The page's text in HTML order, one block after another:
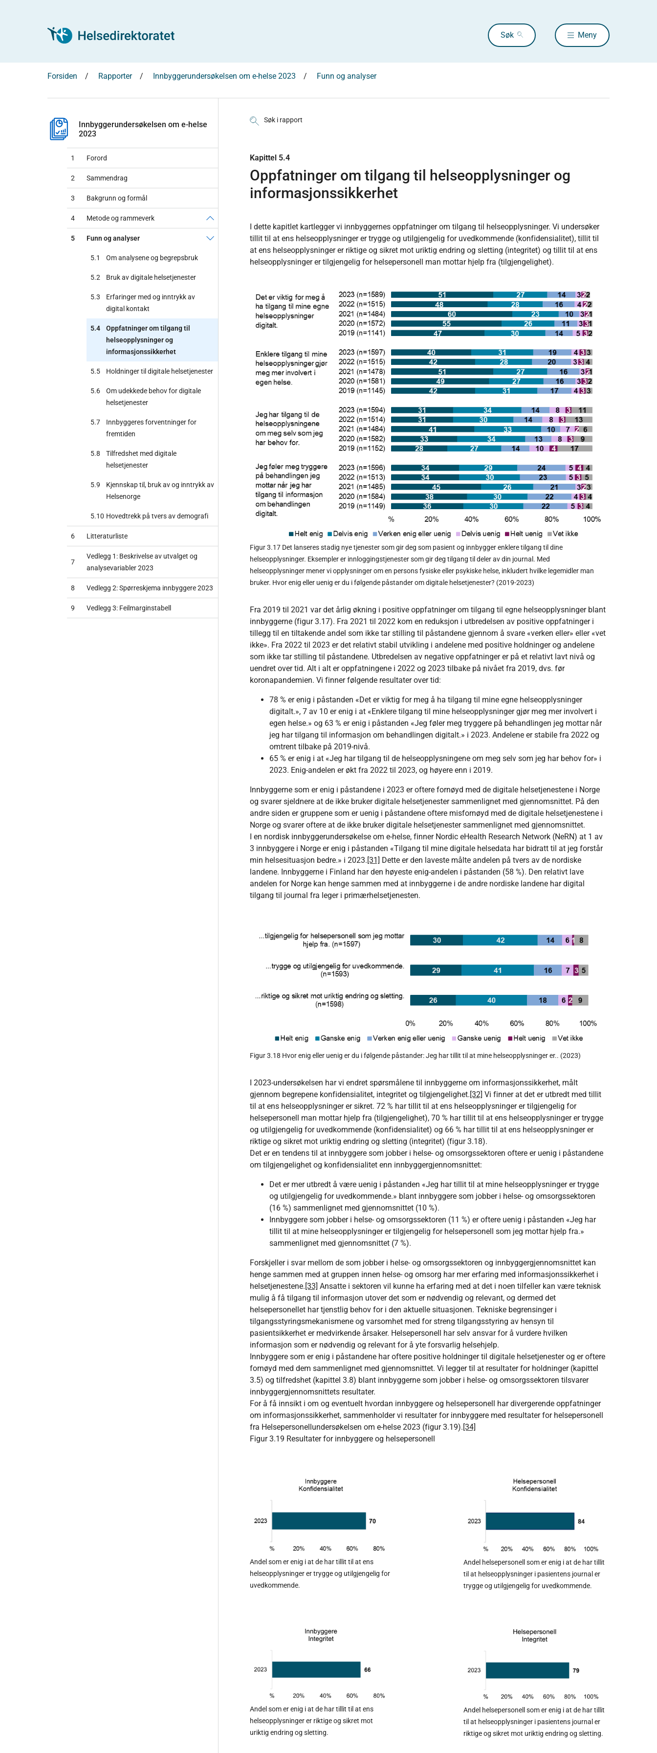
Søk Meny
Forsiden Rapporter Innbyggerundersøkelsen om e-helse 2023 Funn og analyser
Innbyggerundersøkelsen om e-helse
2023
1 Forord
2 Sammendrag
3 Bakgrunn og formål
4 Metode og rammeverk
5 Funn og analyser
5.1 Om analysene og begrepsbruk
5.2 Bruk av digitale helsetjenester
5.3
Erfaringer med og inntrykk av
digital kontakt
5.4
Oppfatninger om tilgang til
helseopplysninger og
informasjonssikkerhet
5.5 Holdninger til digitale helsetjenester
5.6
Om udekkede behov for digitale
helsetjenester
5.7
Innbyggeres forventninger for
fremtiden
5.8
Tilfredshet med digitale
helsetjenester
5.9
Kjennskap til, bruk av og inntrykk av
Helsenorge
5.10 Hovedtrekk på tvers av demografi
6 Litteraturliste
7
Vedlegg 1: Beskrivelse av utvalget og
analysevariabler 2023
8 Vedlegg 2: Spørreskjema innbyggere 2023
9 Vedlegg 3: Feilmarginstabell
Søk i rapport
Kapittel 5.4
Oppfatninger om tilgang til helseopplysninger og
informasjonssikkerhet
I dette kapitlet kartlegger vi innbyggernes oppfatninger om tilgang til helseopplysninger. Vi undersøker
tillit til at ens helseopplysninger er trygge og utilgjengelig for uvedkommende (konfidensialitet), tillit til
at ens helseopplysninger er riktige og sikret mot uriktig endring og sletting (integritet) og tillit til at ens
helseopplysninger er tilgjengelig for helsepersonell man mottar hjelp fra (tilgjengelighet).
Figur 3.17 Det lanseres stadig nye tjenester som gir deg som pasient og innbygger enklere tilgang til dine
helseopplysninger. Eksempler er innloggingstjenester som gir deg tilgang til deler av din journal. Med
helseopplysninger mener vi opplysninger om en persons fysiske eller psykiske helse, inkludert hvilke legemidler man
bruker. Hvor enig eller uenig er du i følgende påstander om digitale helsetjenester? (2019-2023)
Fra 2019 til 2021 var det årlig økning i positive oppfatninger om tilgang til egne helseopplysninger blant
innbyggerne (figur 3.17). Fra 2021 til 2022 kom en reduksjon i utbredelsen av positive oppfatninger i
tillegg til en tiltakende andel som ikke tar stilling til påstandene gjennom å svare «verken eller» eller «vet
ikke». Fra 2022 til 2023 er det relativt stabil utvikling i andelene med positive holdninger og andelene
som ikke tar stilling til påstandene. Utbredelsen av negative oppfatninger er på et relativt lavt nivå og
uendret over tid. Alt i alt er oppfatningene i 2022 og 2023 tilbake på nivået fra 2019, dvs. før
koronapandemien. Vi finner følgende resultater over tid:
78 % er enig i påstanden «Det er viktig for meg å ha tilgang til mine egne helseopplysninger
digitalt.», 7 av 10 er enig i at «Enklere tilgang til mine helseopplysninger gjør meg mer involvert i
egen helse.» og 63 % er enig i påstanden «Jeg føler meg tryggere på behandlingen jeg mottar når
jeg har tilgang til informasjon om behandlingen digitalt.» i 2023. Andelene er stabile fra 2022 og
omtrent tilbake på 2019-nivå.
65 % er enig i at «Jeg har tilgang til de helseopplysningene om meg selv som jeg har behov for» i
2023. Enig-andelen er økt fra 2022 til 2023, og høyere enn i 2019.
Innbyggerne som er enig i påstandene i 2023 er oftere fornøyd med de digitale helsetjenestene i Norge
og svarer sjeldnere at de ikke bruker digitale helsetjenester sammenlignet med gjennomsnittet. På den
andre siden er gruppene som er uenig i påstandene oftere misfornøyd med de digitale helsetjenestene i
Norge og svarer oftere at de ikke bruker digitale helsetjenester sammenlignet med gjennomsnittet.
I en nordisk innbyggerundersøkelse om e-helse, finner Nordic eHealth Research Network (NeRN) at 1 av
3 innbyggere i Norge er enig i påstanden «Tilgang til mine digitale helsedata har bidratt til at jeg forstår
min helsesituasjon bedre.» i 2023. [31] Dette er den laveste målte andelen på tvers av de nordiske
landene. Innbyggerne i Finland har den høyeste enig-andelen i påstanden (58 %). Den relativt lave
andelen for Norge kan henge sammen med at innbyggerne i de andre nordiske landene har digital
tilgang til journal fra leger i primærhelsetjenesten.
Figur 3.18 Hvor enig eller uenig er du i følgende påstander: Jeg har tillit til at mine helseopplysninger er.. (2023)
I 2023-undersøkelsen har vi endret spørsmålene til innbyggerne om informasjonssikkerhet, målt
gjennom begrepene konfidensialitet, integritet og tilgjengelighet.[32] Vi finner at det er utbredt med tillit
til at ens helseopplysninger er sikret. 72 % har tillit til at ens helseopplysninger er tilgjengelig for
helsepersonell man mottar hjelp fra (tilgjengelighet), 70 % har tillit til at ens helseopplysninger er trygge
og utilgjengelig for uvedkommende (konfidensialitet) og 66 % har tillit til at ens helseopplysninger er
riktige og sikret mot uriktig endring og sletting (integritet) (figur 3.18).
Det er en tendens til at innbyggere som jobber i helse- og omsorgssektoren oftere er uenig i påstandene
om tilgjengelighet og konfidensialitet enn innbyggergjennomsnittet:
Det er mer utbredt å være uenig i påstanden «Jeg har tillit til at mine helseopplysninger er trygge
og utilgjengelig for uvedkommende.» blant innbyggere som jobber i helse- og omsorgssektoren
(16 %) sammenlignet med gjennomsnittet (10 %).
Innbyggere som jobber i helse- og omsorgssektoren (11 %) er oftere uenig i påstanden «Jeg har
tillit til at mine helseopplysninger er tilgjengelig for helsepersonell som jeg mottar hjelp fra.»
sammenlignet med gjennomsnittet (7 %).
Forskjeller i svar mellom de som jobber i helse- og omsorgssektoren og innbyggergjennomsnittet kan
henge sammen med at gruppen innen helse- og omsorg har mer erfaring med informasjonssikkerhet i
helsetjenestene.[33] Ansatte i sektoren vil kunne ha erfaring med at det i noen tilfeller kan være teknisk
mulig å få tilgang til informasjon utover det som er nødvendig og relevant, og dermed det
helsepersonellet har tjenstlig behov for i den aktuelle situasjonen. Tekniske begrensinger i
tilgangsstyringsmekanismene og varsomhet med for streng tilgangsstyring av hensyn til
pasientsikkerhet er medvirkende årsaker. Helsepersonell har selv ansvar for å vurdere hvilken
informasjon som er nødvendig og relevant for å yte forsvarlig helsehjelp.
Innbyggere som er enig i påstandene har oftere positive holdninger til digitale helsetjenester og er oftere
fornøyd med dem sammenlignet med gjennomsnittet. Vi legger til at resultater for holdninger (kapittel
3.5) og tilfredshet (kapittel 3.8) blant innbyggerne som jobber i helse- og omsorgssektoren tilsvarer
innbyggergjennomsnittets resultater.
For å få innsikt i om og eventuelt hvordan innbyggere og helsepersonell har divergerende oppfatninger
om informasjonssikkerhet, sammenholder vi resultater for innbyggere med resultater for helsepersonell
fra Helsepersonellundersøkelsen om e-helse 2023 (figur 3.19).[34]
Figur 3.19 Resultater for innbyggere og helsepersonell
Andel som er enig i at de har tillit til at ens
helseopplysninger er trygge og utilgjengelig for
uvedkommende.
Andel helsepersonell som er enig i at de har tillit
til at helseopplysninger i pasientens journal er
trygge og utilgjengelig for uvedkommende.
Andel som er enig i at de har tillit til at ens
helseopplysninger er riktige og sikret mot
uriktig endring og sletting.
Andel helsepersonell som er enig i at de har tillit
til at helseopplysninger i pasientens journal er
riktige og sikret mot uriktig endring og sletting.